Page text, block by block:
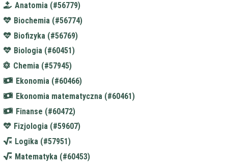
Anatomia (#56779)
Biochemia (#56774)
Biofizyka (#56769)
Biologia (#60451)
Chemia (#57945)
Ekonomia (#60466)
Ekonomia matematyczna (#60461)
Finanse (#60472)
Fizjologia (#59607)
Logika (#57951)
Matematyka (#60453)